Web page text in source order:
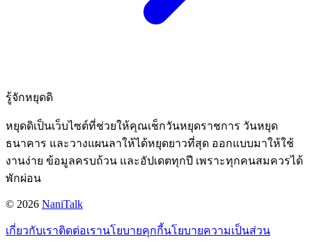
รู้จักหยุดดิ
หยุดดิเป็นเว็บไซต์ที่ช่วยให้คุณเช็กวันหยุดราชการ วันหยุด
ธนาคาร และวางแผนลาให้ได้หยุดยาวที่สุด ออกแบบมาให้ใช้
งานง่าย ข้อมูลครบถ้วน และอัปเดตทุกปี เพราะทุกคนสมควรได้
พักผ่อน
© 2026 NaniTalk
เกี่ยวกับเราติดต่อเรานโยบายคุกกี้นโยบายความเป็นส่วน